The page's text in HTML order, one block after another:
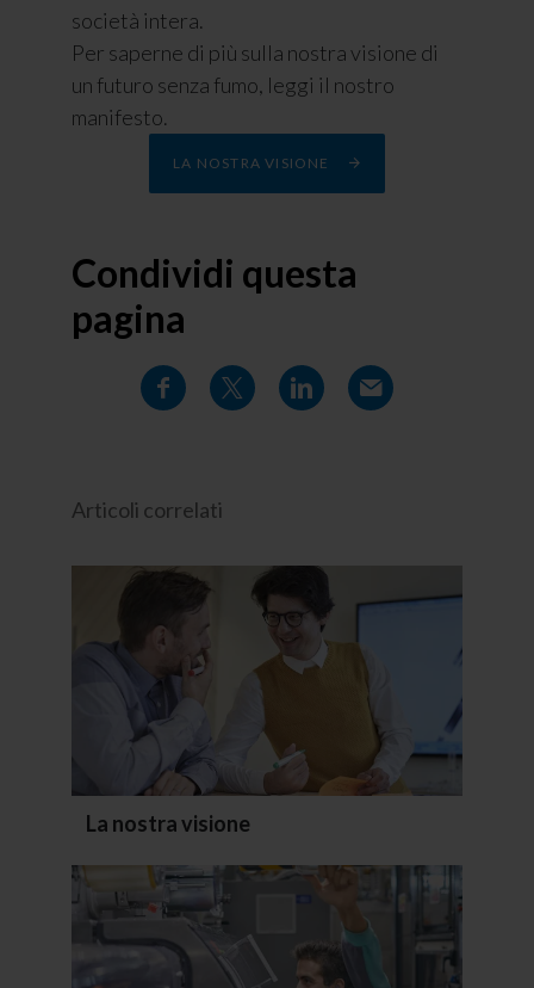
società intera.
Per saperne di più sulla nostra visione di
un futuro senza fumo, leggi il nostro
manifesto.
LA NOSTRA VISIONE
Condividi questa
pagina
Articoli correlati
La nostra visione